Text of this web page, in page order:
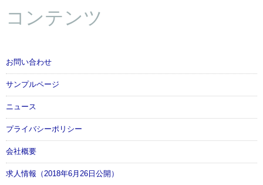
コンテンツ
お問い合わせ
サンプルページ
ニュース
プライバシーポリシー
会社概要
求人情報（2018年6月26日公開）